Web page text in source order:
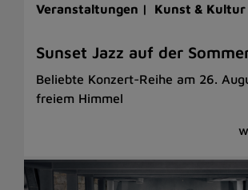
Veranstaltungen | Kunst & Kultur
Sunset Jazz auf der
Beliebte Konzert-Reihe am 26.
freiem Himmel